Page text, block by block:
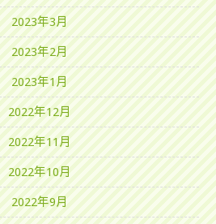
2023年3月
2023年2月
2023年1月
2022年12月
2022年11月
2022年10月
2022年9月